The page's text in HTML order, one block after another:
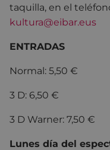
taquilla, en el
kultura@eibar.eus
ENTRADAS
Normal: 5,50 €
3 D: 6,50 €
3 D Warner: 7,50 €
Lunes día del